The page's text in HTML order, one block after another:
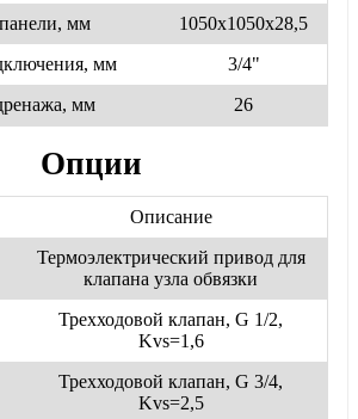
мм
1050x1050x28,5
мм
3/4"
мм
26
Опции
Описание
Термоэлектрический привод для
клапана узла обвязки
Трехходовой клапан, G 1/2,
Kvs=1,6
Трехходовой клапан, G 3/4,
Kvs=2,5